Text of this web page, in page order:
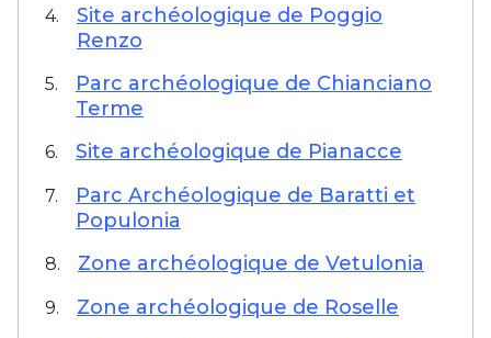
4.
Site archéologique de Poggio
Renzo
5.
Parc archéologique de Chianciano
Terme
6. Site archéologique de Pianacce
7.
Parc Archéologique de Baratti et
Populonia
8. Zone archéologique de Vetulonia
9. Zone archéologique de Roselle